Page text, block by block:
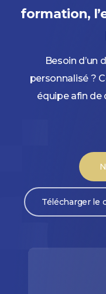
formation,
Besoin d’un
personnalisé ?
équipe afin de
Télécharger le